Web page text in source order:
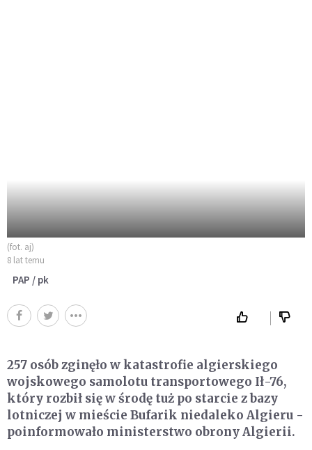
(fot. aj)
8 lat temu
PAP / pk
257 osób zginęło w katastrofie algierskiego
wojskowego samolotu transportowego Ił-76,
który rozbił się w środę tuż po starcie z bazy
lotniczej w mieście Bufarik niedaleko Algieru -
poinformowało ministerstwo obrony Algierii.